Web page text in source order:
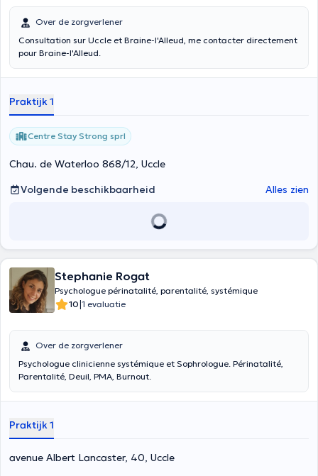
Over de zorgverlener
Consultation sur Uccle et Braine-l'Alleud, me contacter directement
pour Braine-l'Alleud.
Praktijk 1
Centre Stay Strong sprl
Chau. de Waterloo 868/12, Uccle
Volgende beschikbaarheid
Alles zien
Stephanie Rogat
Psychologue périnatalité, parentalité, systémique
10|1 evaluatie
Over de zorgverlener
Psychologue clinicienne systémique et Sophrologue. Périnatalité,
Parentalité, Deuil, PMA, Burnout.
Praktijk 1
avenue Albert Lancaster, 40, Uccle